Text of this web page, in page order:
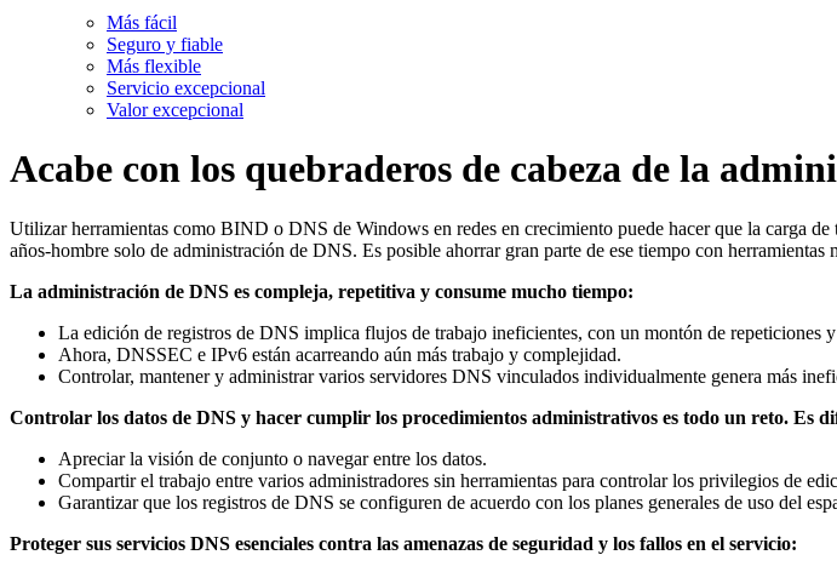
Más fácil
Seguro y fiable
Más flexible
Servicio excepcional
Valor excepcional
Acabe con los quebraderos de cabeza de la
Utilizar herramientas como BIND o DNS de Windows en redes en crecimiento puede hacer que la carga
años-hombre solo de administración de DNS. Es posible ahorrar gran parte de ese tiempo con herramientas
La administración de DNS es compleja, repetitiva y consume mucho tiempo:
La edición de registros de DNS implica flujos de trabajo ineficientes, con un montón de repeticiones
Ahora, DNSSEC e IPv6 están acarreando aún más trabajo y complejidad.
Controlar, mantener y administrar varios servidores DNS vinculados individualmente genera más
Controlar los datos de DNS y hacer cumplir los procedimientos administrativos es todo un reto. Es
Apreciar la visión de conjunto o navegar entre los datos.
Compartir el trabajo entre varios administradores sin herramientas para controlar los privilegios de
Garantizar que los registros de DNS se configuren de acuerdo con los planes generales de uso del
Proteger sus servicios DNS esenciales contra las amenazas de seguridad y los fallos en el servicio: